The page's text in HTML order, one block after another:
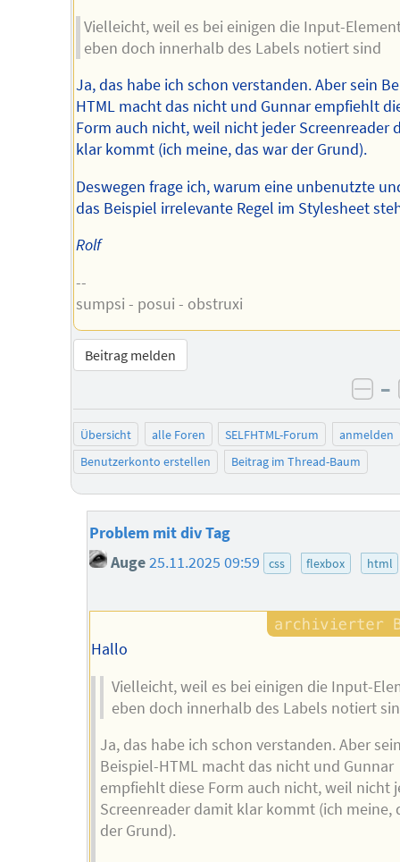
Vielleicht, weil es bei einigen die Input-
eben doch innerhalb des Labels notiert sind
Ja, das habe ich schon verstanden. Aber sein
HTML macht das nicht und Gunnar empfiehlt
Form auch nicht, weil nicht jeder Screenreader
klar kommt (ich meine, das war der Grund).
Deswegen frage ich, warum eine unbenutzte
das Beispiel irrelevante Regel im Stylesheet
Rolf
--
sumpsi - posui - obstruxi
Beitrag melden
–
Übersicht alle Foren SELFHTML-Forum
anmelden
Benutzerkonto erstellen
Beitrag im Thread-Baum
Problem mit div Tag
Auge 25.11.2025 09:59 css flexbox html
Hallo
Vielleicht, weil es bei einigen die Input-
eben doch innerhalb des Labels notiert
Ja, das habe ich schon verstanden. Aber
Beispiel-HTML macht das nicht und Gunnar
empfiehlt diese Form auch nicht, weil nicht
Screenreader damit klar kommt (ich meine,
der Grund).